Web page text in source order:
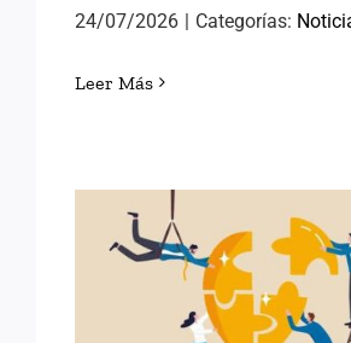
24/07/2026 | Categorías:
Leer Más
POLÍTICAS
ÉXITO